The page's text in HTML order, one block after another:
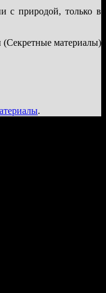
с природой, только в
материалы)
.